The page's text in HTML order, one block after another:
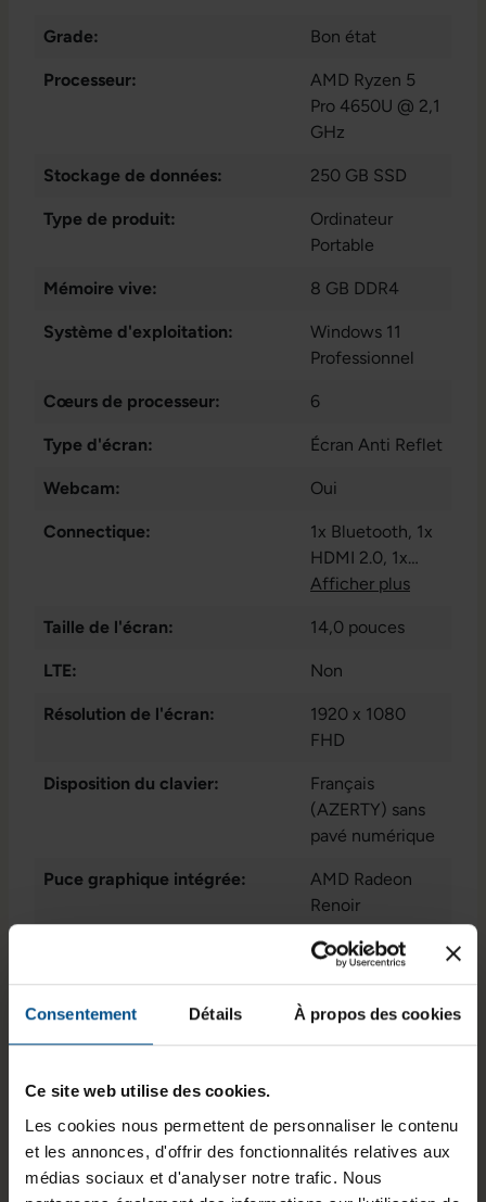
Consentement Détails À propos des cookies
Ce site web utilise des cookies.
Les cookies nous permettent de personnaliser le contenu
et les annonces, d'offrir des fonctionnalités relatives aux
médias sociaux et d'analyser notre trafic. Nous
Grade: Bon état
Processeur:
AMD Ryzen 5
Pro 4650U @ 2,1
GHz
Stockage de données: 250 GB SSD
Type de produit:
Ordinateur
Portable
Mémoire vive: 8 GB DDR4
Système d'exploitation:
Windows 11
Professionnel
Cœurs de processeur: 6
Type d'écran: Écran Anti Reflet
Webcam: Oui
Connectique: 1x Bluetooth, 1x
HDMI 2.0, 1x
LAN RJ-45, 1x
/ microphone -
combo 3.5 mm
carte microSD
2x USB 3.2 Gen 1
3.2 Gen 2 Type-
C, Connecteur
Docking Station
Afficher plus
Taille de l'écran: 14,0 pouces
LTE: Non
Résolution de l'écran:
1920 x 1080
FHD
Disposition du clavier:
Français
(AZERTY) sans
pavé numérique
Puce graphique intégrée:
AMD Radeon
Renoir
Non
GTIN/EAN : 3561292347664
Dimensions (L x l x H) :